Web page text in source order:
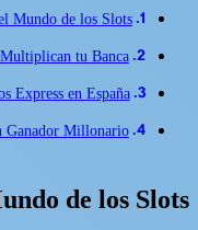
Mundo de los Slots
tu Banca
Express en España
Ganador Millonario
de los Slots